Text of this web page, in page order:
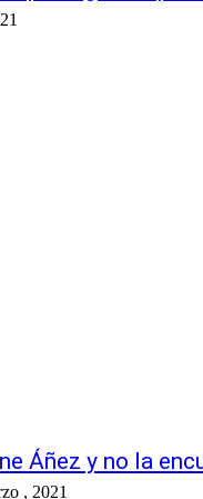
Áñez y no la
, 2021